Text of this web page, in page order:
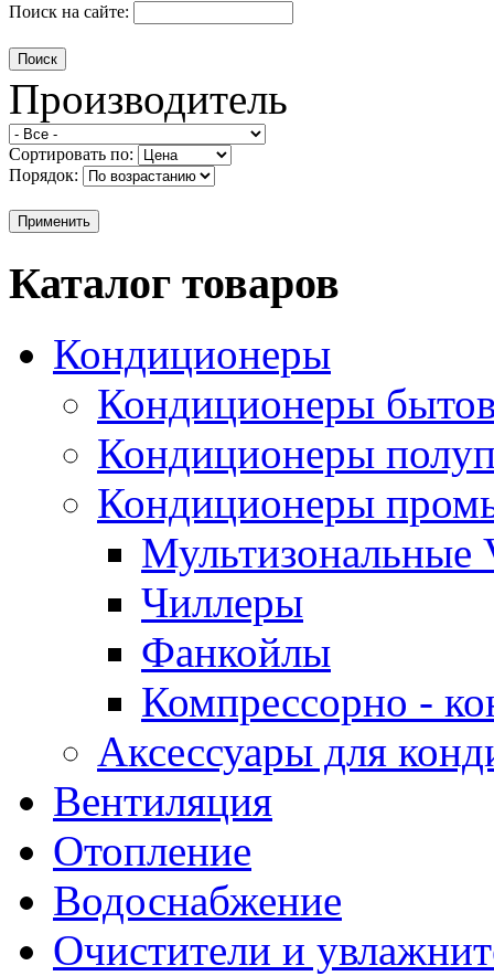
Поиск на сайте:
Производитель
Сортировать по:
Порядок:
Каталог товаров
Кондиционеры
Кондиционеры
Кондиционеры
Кондиционеры
Мультизональные
Чиллеры
Фанкойлы
Компрессорно -
Аксессуары для
Вентиляция
Отопление
Водоснабжение
Очистители и